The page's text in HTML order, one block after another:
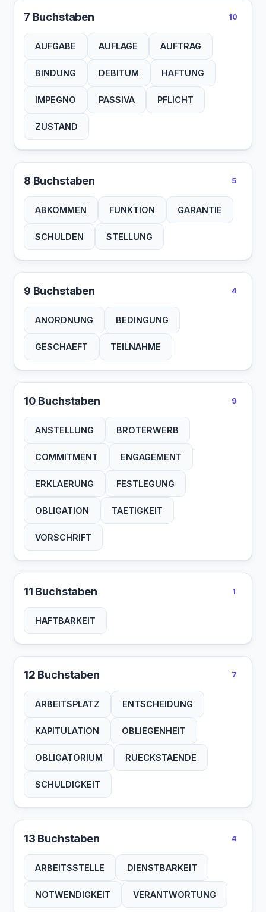
7 Buchstaben 10
AUFGABE AUFLAGE AUFTRAG
BINDUNG DEBITUM HAFTUNG
IMPEGNO PASSIVA PFLICHT
ZUSTAND
8 Buchstaben 5
ABKOMMEN FUNKTION GARANTIE
SCHULDEN STELLUNG
9 Buchstaben 4
ANORDNUNG BEDINGUNG
GESCHAEFT TEILNAHME
10 Buchstaben 9
ANSTELLUNG BROTERWERB
COMMITMENT ENGAGEMENT
ERKLAERUNG FESTLEGUNG
OBLIGATION TAETIGKEIT
VORSCHRIFT
11 Buchstaben 1
HAFTBARKEIT
12 Buchstaben 7
ARBEITSPLATZ ENTSCHEIDUNG
KAPITULATION OBLIEGENHEIT
OBLIGATORIUM RUECKSTAENDE
SCHULDIGKEIT
13 Buchstaben 4
ARBEITSSTELLE DIENSTBARKEIT
NOTWENDIGKEIT VERANTWORTUNG